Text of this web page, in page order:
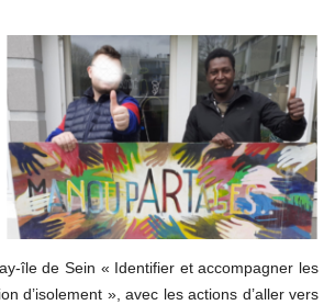
île de Sein « Identifier et accompagner les
d’isolement », avec les actions d’aller vers